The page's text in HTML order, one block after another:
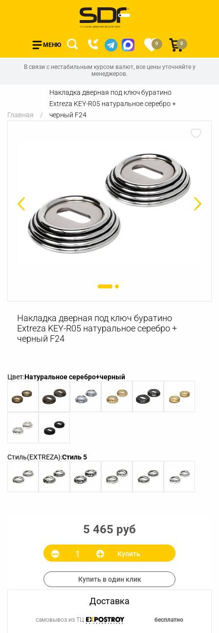
МЕНЮ 0 0
В связи с нестабильным курсом валют, все цены уточняйте у
менеджеров.
Главная
Накладка дверная под ключ буратино
Extreza KEY-R05 натуральное серебро +
черный F24
Накладка дверная под ключ буратино
Extreza KEY-R05 натуральное серебро +
черный F24
Цвет:Натуральное серебро+черный
Стиль(EXTREZA):Стиль 5
5 465 руб
Купить
Купить в один клик
Доставка
самовывоз из ТЦ бесплатно